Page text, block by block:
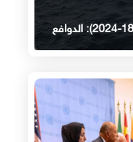
تاريخ القرصنة في البحر الأحمر وخليج عدن (1800-2024): الدوافع